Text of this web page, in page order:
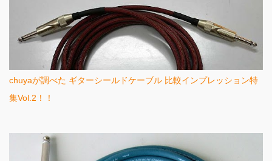
chuyaが調べた ギターシールドケーブル 比較インプレッション特
集Vol.2！！